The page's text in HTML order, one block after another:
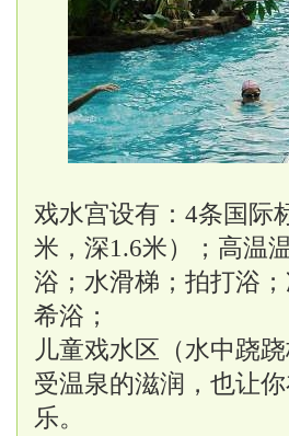
戏水宫设有：4条国际
米 ，深1.6米）；高温
浴；水滑梯；拍打浴
希浴；
儿童戏水区（水中跷
受温泉的滋润，也让
乐。